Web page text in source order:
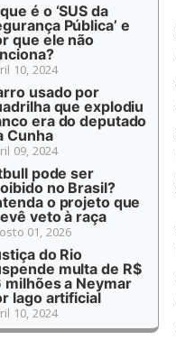
é o ‘SUS da
Pública’ e
que ele não
10, 2024
usado por
que explodiu
era do deputado
Cunha
09, 2024
pode ser
no Brasil?
o projeto que
veto à raça
01, 2026
do Rio
multa de R$
milhões a Neymar
lago artificial
10, 2024